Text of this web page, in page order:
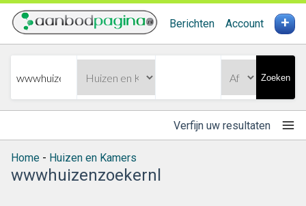
Berichten Account +
Zoeken
Verfijn uw resultaten
Home - Huizen en Kamers
wwwhuizenzoekernl